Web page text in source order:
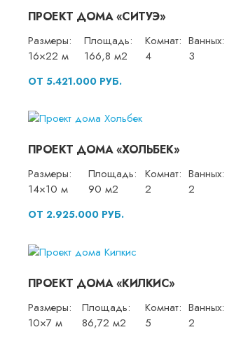
ПРОЕКТ ДОМА «СИТУЭ»
Размеры:
16×22 м
Площадь:
166,8 м2
Комнат:
4
Ванных:
3
ОТ 5.421.000 РУБ.
ПРОЕКТ ДОМА «ХОЛЬБЕК»
Размеры:
14×10 м
Площадь:
90 м2
Комнат:
2
Ванных:
2
ОТ 2.925.000 РУБ.
ПРОЕКТ ДОМА «КИЛКИС»
Размеры:
10×7 м
Площадь:
86,72 м2
Комнат:
5
Ванных:
2